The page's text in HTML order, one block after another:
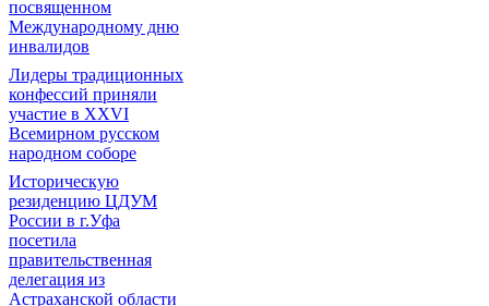
посвященном
Международному дню
инвалидов
Лидеры традиционных
конфессий приняли
участие в XXVI
Всемирном русском
народном соборе
Историческую
резиденцию ЦДУМ
России в г.Уфа
посетила
правительственная
делегация из
Астраханской области